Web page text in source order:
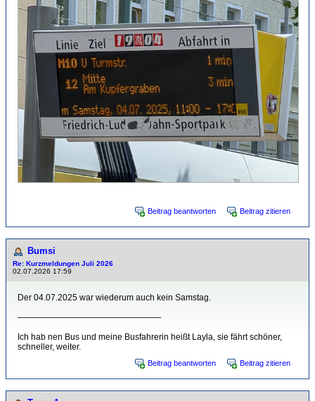
Beitrag beantworten Beitrag zitieren
Bumsi
Re: Kurzmeldungen Juli 2026
02.07.2026 17:59
Der 04.07.2025 war wiederum auch kein Samstag.
—————————————————
Ich hab nen Bus und meine Busfahrerin heißt Layla, sie fährt schöner,
schneller, weiter.
Beitrag beantworten Beitrag zitieren